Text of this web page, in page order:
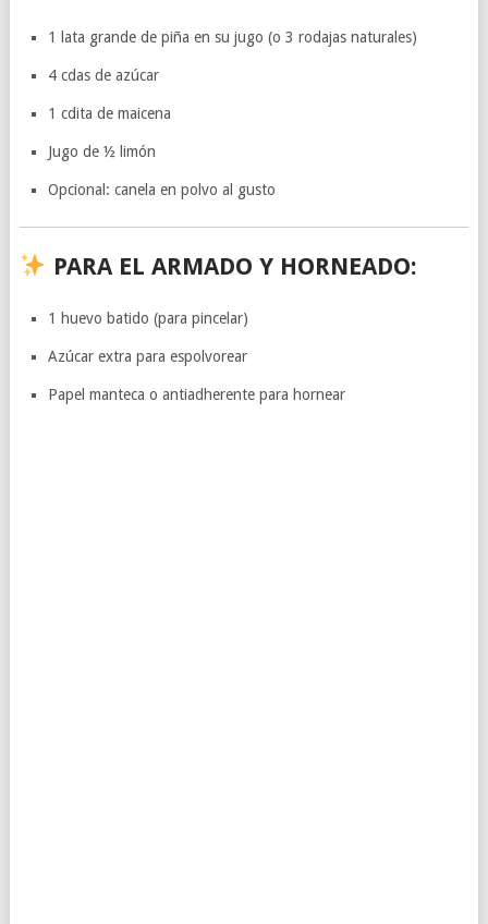
1 lata grande de piña en su jugo (o 3 rodajas naturales)
4 cdas de azúcar
1 cdita de maicena
Jugo de ½ limón
Opcional: canela en polvo al gusto
PARA EL ARMADO Y HORNEADO:
1 huevo batido (para pincelar)
Azúcar extra para espolvorear
Papel manteca o antiadherente para hornear